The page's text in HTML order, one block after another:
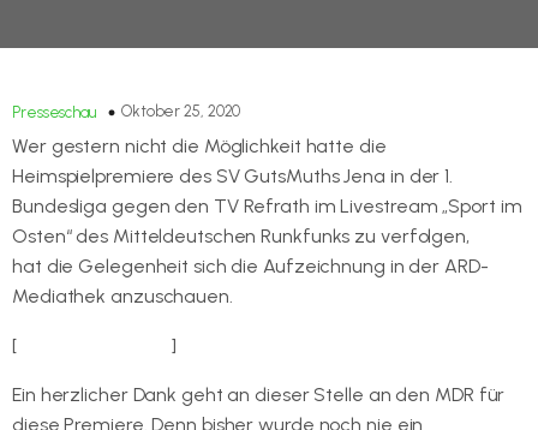
Presseschau Oktober 25, 2020
Wer gestern nicht die Möglichkeit hatte die
Heimspielpremiere des SV GutsMuths Jena in der 1.
Bundesliga gegen den TV Refrath im Livestream „Sport im
Osten“ des Mitteldeutschen Runkfunks zu verfolgen,
hat die Gelegenheit sich die Aufzeichnung in der ARD-
Mediathek anzuschauen.
[zur Aufzeichnung]
Ein herzlicher Dank geht an dieser Stelle an den MDR für
diese Premiere. Denn bisher wurde noch nie ein